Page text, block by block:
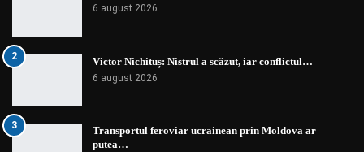
6 august 2026
2 Victor Nichituș: Nistrul a scăzut, iar conflictul…
6 august 2026
3
Transportul feroviar ucrainean prin Moldova ar
putea…